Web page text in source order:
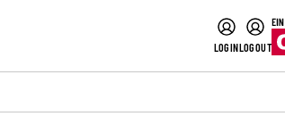
LOGINLOGOUT